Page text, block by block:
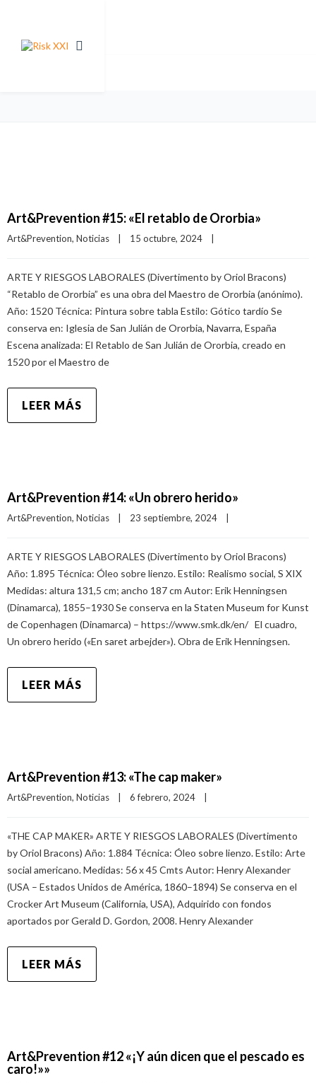
Art&Prevention #15: «El retablo de Ororbia»
Art&Prevention, Noticias 15 octubre, 2024
ARTE Y RIESGOS LABORALES (Divertimento by Oriol Bracons)
“Retablo de Ororbia” es una obra del Maestro de Ororbia (anónimo).
Año: 1520 Técnica: Pintura sobre tabla Estilo: Gótico tardío Se
conserva en: Iglesia de San Julián de Ororbia, Navarra, España
Escena analizada: El Retablo de San Julián de Ororbia, creado en
1520 por el Maestro de
LEER MÁS
Art&Prevention #14: «Un obrero herido»
Art&Prevention, Noticias 23 septiembre, 2024
ARTE Y RIESGOS LABORALES (Divertimento by Oriol Bracons)
Año: 1.895 Técnica: Óleo sobre lienzo. Estilo: Realismo social, S XIX
Medidas: altura 131,5 cm; ancho 187 cm Autor: Erik Henningsen
(Dinamarca), 1855–1930 Se conserva en la Staten Museum for Kunst
de Copenhagen (Dinamarca) – https://www.smk.dk/en/ El cuadro,
Un obrero herido («En saret arbejder»). Obra de Erik Henningsen.
LEER MÁS
Art&Prevention #13: «The cap maker»
Art&Prevention, Noticias 6 febrero, 2024
«THE CAP MAKER» ARTE Y RIESGOS LABORALES (Divertimento
by Oriol Bracons) Año: 1.884 Técnica: Óleo sobre lienzo. Estilo: Arte
social americano. Medidas: 56 x 45 Cmts Autor: Henry Alexander
(USA – Estados Unidos de América, 1860–1894) Se conserva en el
Crocker Art Museum (California, USA), Adquirido con fondos
aportados por Gerald D. Gordon, 2008. Henry Alexander
LEER MÁS
Art&Prevention #12 «¡Y aún dicen que el pescado es
caro!»»